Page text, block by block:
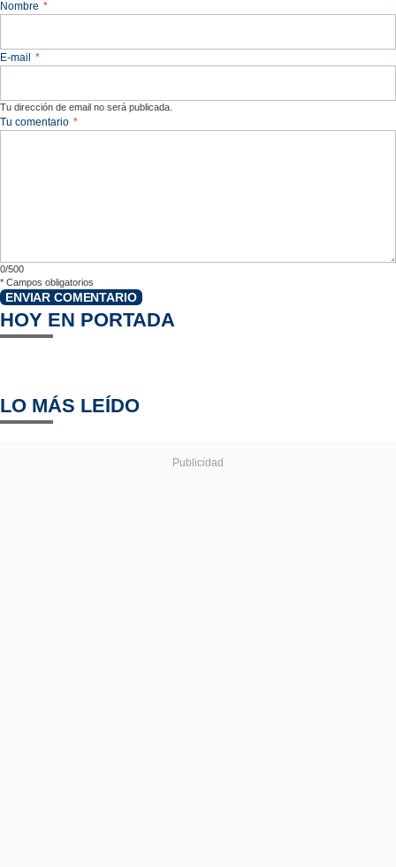
Nombre *
E-mail *
Tu dirección de email no será publicada.
Tu comentario *
0/500
* Campos obligatorios
ENVIAR COMENTARIO
HOY EN PORTADA
LO MÁS LEÍDO